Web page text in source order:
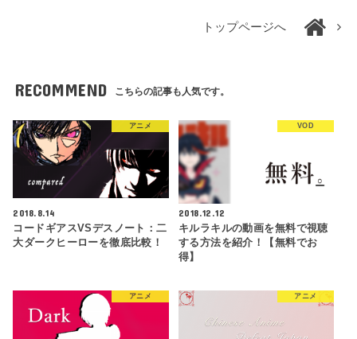
トップページへ
RECOMMEND こちらの記事も人気です。
アニメ
2018.8.14
コードギアスVSデスノート：二
大ダークヒーローを徹底比較！
VOD
2018.12.12
キルラキルの動画を無料で視聴
する方法を紹介！【無料でお
得】
アニメ アニメ